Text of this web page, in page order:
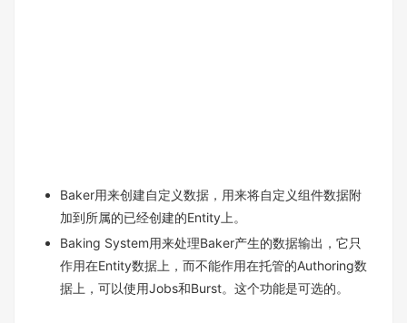
Baker用来创建自定义数据，用来将自定义组件数据附
加到所属的已经创建的Entity上。
Baking System用来处理Baker产生的数据输出，它只
作用在Entity数据上，而不能作用在托管的Authoring数
据上，可以使用Jobs和Burst。这个功能是可选的。